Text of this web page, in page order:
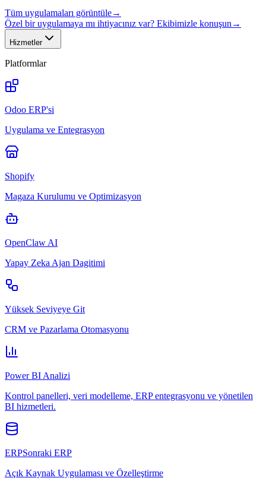
Tüm uygulamaları görüntüle→
Özel bir uygulamaya mı ihtiyacınız var? Ekibimizle konuşun →
Hizmetler
Platformlar
Odoo ERP'si
Uygulama ve Entegrasyon
Shopify
Magaza Kurulumu ve Optimizasyon
OpenClaw AI
Yapay Zeka Ajan Dagitimi
Yüksek Seviyeye Git
CRM ve Pazarlama Otomasyonu
Power BI Analizi
Kontrol panelleri, veri modelleme, ERP entegrasyonu ve yönetilen
BI hizmetleri.
ERPSonraki ERP
Açık Kaynak Uygulaması ve Özelleştirme